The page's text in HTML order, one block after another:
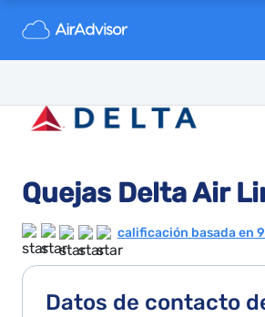
Quejas Delta Air
calificación basada en
Datos de contacto